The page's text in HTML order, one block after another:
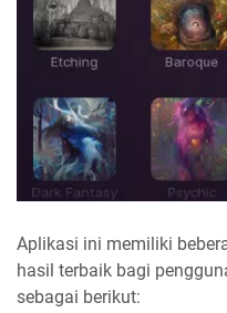
Aplikasi ini memiliki
hasil terbaik bagi
sebagai berikut: